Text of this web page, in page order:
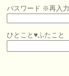
パスワード ※再入力
ひとこと♥ふたこと